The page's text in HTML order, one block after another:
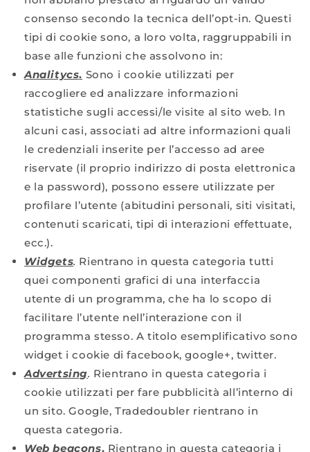
consenso secondo la tecnica dell’opt-in. Questi
tipi di cookie sono, a loro volta, raggruppabili in
base alle funzioni che assolvono in:
Analitycs. Sono i cookie utilizzati per
raccogliere ed analizzare informazioni
statistiche sugli accessi/le visite al sito web. In
alcuni casi, associati ad altre informazioni quali
le credenziali inserite per l’accesso ad aree
riservate (il proprio indirizzo di posta elettronica
e la password), possono essere utilizzate per
profilare l’utente (abitudini personali, siti visitati,
contenuti scaricati, tipi di interazioni effettuate,
ecc.).
Widgets. Rientrano in questa categoria tutti
quei componenti grafici di una interfaccia
utente di un programma, che ha lo scopo di
facilitare l’utente nell’interazione con il
programma stesso. A titolo esemplificativo sono
widget i cookie di facebook, google+, twitter.
Advertsing. Rientrano in questa categoria i
cookie utilizzati per fare pubblicità all’interno di
un sito. Google, Tradedoubler rientrano in
questa categoria.
Web beacons. Rientrano in questa categoria i